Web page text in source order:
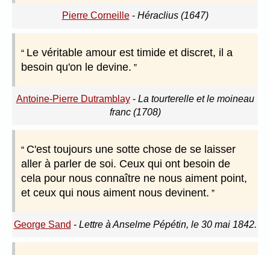
Pierre Corneille- Héraclius (1647)
Le véritable amour est timide et discret, il a
besoin qu'on le devine.
Antoine-Pierre Dutramblay- La tourterelle et le moineau
franc (1708)
C'est toujours une sotte chose de se laisser
aller à parler de soi. Ceux qui ont besoin de
cela pour nous connaître ne nous aiment point,
et ceux qui nous aiment nous devinent.
George Sand - Lettre à Anselme Pépétin, le 30 mai 1842.